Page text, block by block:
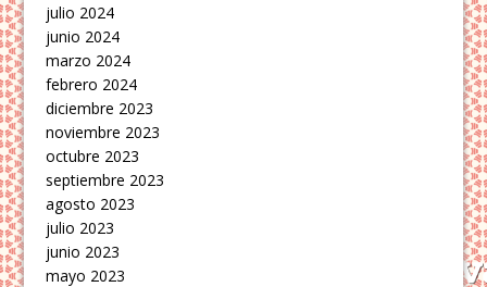
julio 2024
junio 2024
marzo 2024
febrero 2024
diciembre 2023
noviembre 2023
octubre 2023
septiembre 2023
agosto 2023
julio 2023
junio 2023
mayo 2023